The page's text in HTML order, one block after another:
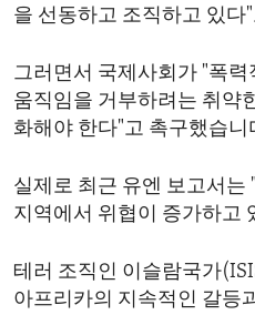
을 선동하고 조직하고 있다
그러면서 국제사회가 "폭
움직임을 거부하려는 취약
화해야 한다"고 촉구했습니
실제로 최근 유엔 보고서는
지역에서 위협이 증가하고
테러 조직인 이슬람국가
아프리카의 지속적인 갈등